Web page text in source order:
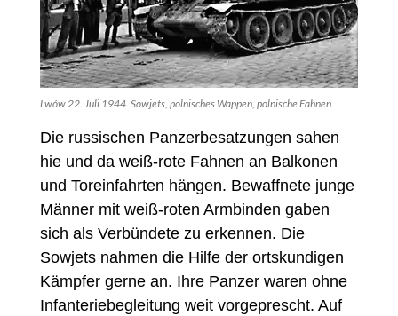
Lwów 22. Juli 1944. Sowjets, polnisches Wappen, polnische Fahnen.
Die russischen Panzerbesatzungen sahen
hie und da weiß-rote Fahnen an Balkonen
und Toreinfahrten hängen. Bewaffnete junge
Männer mit weiß-roten Armbinden gaben
sich als Verbündete zu erkennen. Die
Sowjets nahmen die Hilfe der ortskundigen
Kämpfer gerne an. Ihre Panzer waren ohne
Infanteriebegleitung weit vorgeprescht. Auf